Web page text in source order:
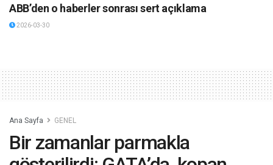
ABB’den o haberler sonrası sert açıklama
2026-03-30
Ana Sayfa GENEL
Bir zamanlar parmakla